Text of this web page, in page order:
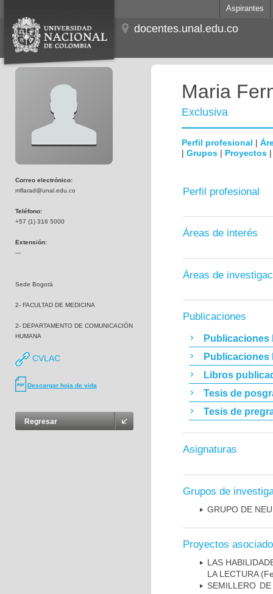
Aspirantes
docentes.unal.edu.co
Correo electrónico:
mflarad@unal.edu.co
Teléfono:
+57 (1) 316 5000
Extensión:
---
Sede Bogotá
2- FACULTAD DE MEDICINA
2- DEPARTAMENTO DE COMUNICACIÓN
HUMANA
CVLAC
Descargar hoja de vida
Regresar
Maria
Exclusiva
Perfil profesional |
| Grupos | Proyectos
Perfil profesional
Áreas de interés
Áreas de
Publicaciones
Publicaciones
Publicaciones
Libros
Tesis de
Tesis de
Asignaturas
Grupos de
GRUPO DE
Proyectos
LAS
LA LECTURA
SEMILLERO